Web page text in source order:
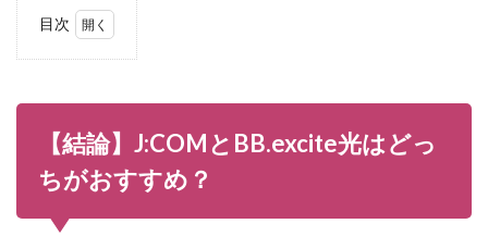
目次
光はどっ
ちがおす
すめ？
J:COMと
【結論】J:COMとBB.excite光はどっ
ちがおすすめ？